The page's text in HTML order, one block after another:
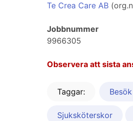
Te Crea Care AB
Jobbnummer
9966305
Observera att sista
Taggar: Besök
Sjuksköterskor